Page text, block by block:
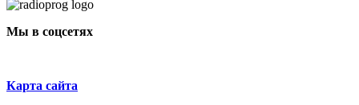
Мы в соцсетях
Карта сайта